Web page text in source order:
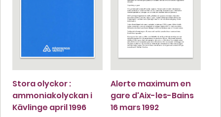
Stora olyckor :
ammoniakolyckan i
Kävlinge april 1996
Alerte maximum en
gare d'Aix-les-Bains
16 mars 1992